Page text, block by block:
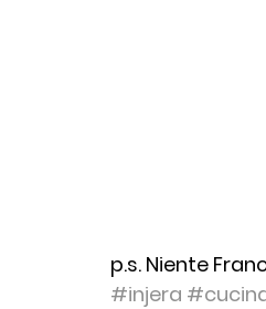
p.s. Niente
#injera